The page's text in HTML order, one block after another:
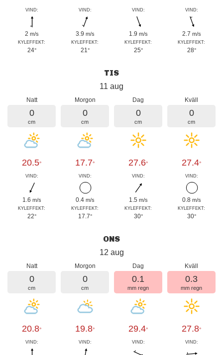
VIND:
2 m/s
KYLEFFEKT:
24°
VIND:
3.9 m/s
KYLEFFEKT:
21°
VIND:
1.9 m/s
KYLEFFEKT:
25°
VIND:
2.7 m/s
KYLEFFEKT:
28°
TIS
11 aug
Natt
0
cm
20.5°
VIND:
1.6 m/s
KYLEFFEKT:
22°
Morgon
0
cm
17.7°
VIND:
0.4 m/s
KYLEFFEKT:
17.7°
Dag
0
cm
27.6°
VIND:
1.5 m/s
KYLEFFEKT:
30°
Kväll
0
cm
27.4°
VIND:
0.8 m/s
KYLEFFEKT:
30°
ONS
12 aug
Natt
0
cm
20.8°
VIND:
Morgon
0
cm
19.8°
VIND:
Dag
0.1
mm regn
29.4°
VIND:
Kväll
0.3
mm regn
27.8°
VIND: